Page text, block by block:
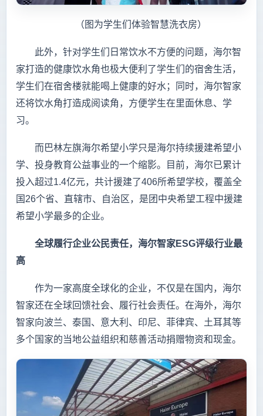
（图为学生们体验智慧洗衣房）
此外，针对学生们日常饮水不方便的问题，海尔智
家打造的健康饮水角也极大便利了学生们的宿舍生活，
学生们在宿舍楼就能喝上健康的好水；同时，海尔智家
还将饮水角打造成阅读角，方便学生在里面休息、学
习。
而巴林左旗海尔希望小学只是海尔持续援建希望小
学、投身教育公益事业的一个缩影。目前，海尔已累计
投入超过1.4亿元，共计援建了406所希望学校，覆盖全
国26个省、直辖市、自治区，是团中央希望工程中援建
希望小学最多的企业。
全球履行企业公民责任，海尔智家ESG评级行业最
高
作为一家高度全球化的企业，不仅是在国内，海尔
智家还在全球回馈社会、履行社会责任。在海外，海尔
智家向波兰、泰国、意大利、印尼、菲律宾、土耳其等
多个国家的当地公益组织和慈善活动捐赠物资和现金。